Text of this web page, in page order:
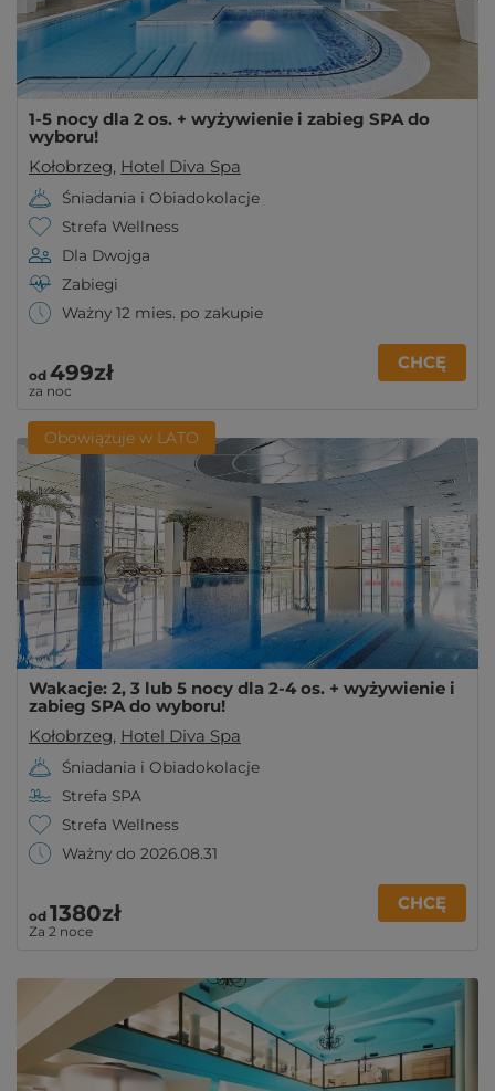
1-5 nocy dla 2 os. + wyżywienie i zabieg SPA do
wyboru!
Kołobrzeg, Hotel Diva Spa
Śniadania i Obiadokolacje
Strefa Wellness
Dla Dwojga
Zabiegi
Ważny 12 mies. po zakupie
od 499zł
za noc
CHCĘ
Obowiązuje w LATO
Wakacje: 2, 3 lub 5 nocy dla 2-4 os. + wyżywienie i
zabieg SPA do wyboru!
Kołobrzeg, Hotel Diva Spa
Śniadania i Obiadokolacje
Strefa SPA
Strefa Wellness
Ważny do 2026.08.31
od 1380zł
Za 2 noce
CHCĘ